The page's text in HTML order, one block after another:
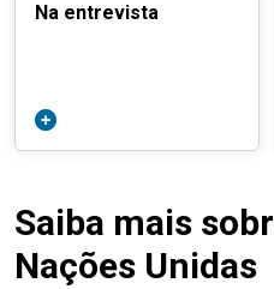
Na entrevista
Saiba mais
Nações Unidas